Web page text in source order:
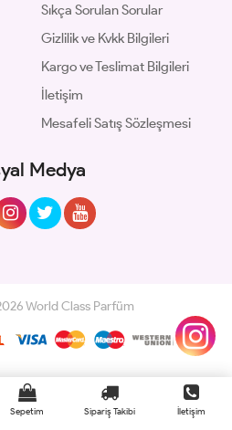
Sıkça Sorulan Sorular
Gizlilik ve Kvkk Bilgileri
Kargo ve Teslimat Bilgileri
İletişim
Mesafeli Satış Sözleşmesi
Medya
World Class Parfüm
by innovation
Sepetim Sipariş Takibi İletişim